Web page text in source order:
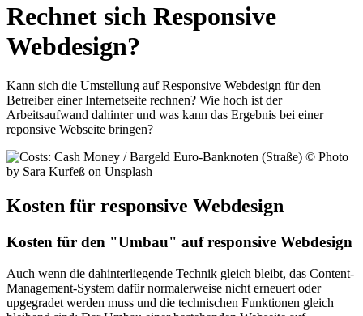
Rechnet sich Responsive
Webdesign?
Kann sich die Umstellung auf Responsive Webdesign für den
Betreiber einer Internetseite rechnen? Wie hoch ist der
Arbeitsaufwand dahinter und was kann das Ergebnis bei einer
reponsive Webseite bringen?
Kosten für responsive Webdesign
Kosten für den "Umbau" auf responsive Webdesign
Auch wenn die dahinterliegende Technik gleich bleibt, das Content-
Management-System dafür normalerweise nicht erneuert oder
upgegradet werden muss und die technischen Funktionen gleich